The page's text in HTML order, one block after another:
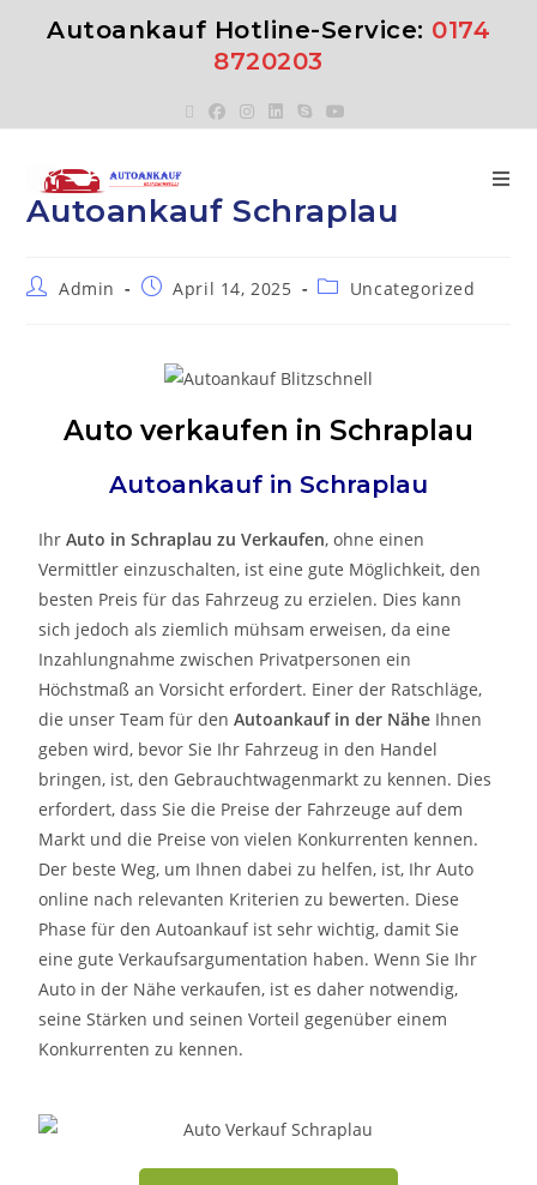
Autoankauf Hotline-Service: 0174
8720203
Autoankauf Schraplau
Admin April 14, 2025 Uncategorized
Auto verkaufen in Schraplau
Autoankauf in Schraplau
IhrAuto inSchraplauzuVerkaufen, ohne einen
Vermittler einzuschalten, ist eine gute Möglichkeit, den
besten Preis für das Fahrzeug zu erzielen. Dies kann
sich jedoch als ziemlich mühsam erweisen, da eine
Inzahlungnahme zwischen Privatpersonen ein
Höchstmaß an Vorsicht erfordert. Einer der Ratschläge,
die unser Team für denAutoankauf in der Nähe Ihnen
geben wird, bevor Sie Ihr Fahrzeug in den Handel
bringen, ist, den Gebrauchtwagenmarkt zu kennen. Dies
erfordert, dass Sie die Preise der Fahrzeuge auf dem
Markt und die Preise von vielen Konkurrenten kennen.
Der beste Weg, um Ihnen dabei zu helfen, ist, Ihr Auto
online nach relevanten Kriterien zu bewerten. Diese
Phase für den Autoankauf ist sehr wichtig, damit Sie
eine gute Verkaufsargumentation haben. Wenn Sie Ihr
Auto in der Nähe verkaufen, ist es daher notwendig,
seine Stärken und seinen Vorteil gegenüber einem
Konkurrenten zu kennen.